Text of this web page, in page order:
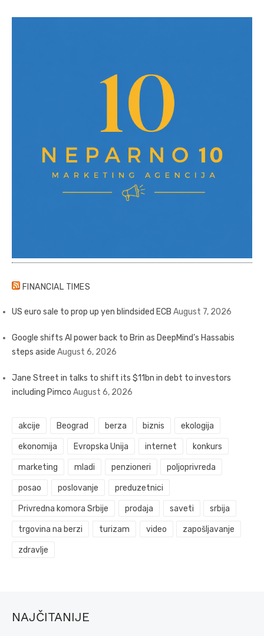
FINANCIAL TIMES
US euro sale to prop up yen blindsided ECB August 7, 2026
Google shifts AI power back to Brin as DeepMind’s Hassabis
steps aside August 6, 2026
Jane Street in talks to shift its $11bn in debt to investors
including Pimco August 6, 2026
akcije Beograd berza biznis ekologija
ekonomija Evropska Unija internet konkurs
marketing mladi penzioneri poljoprivreda
posao poslovanje preduzetnici
Privredna komora Srbije prodaja saveti srbija
trgovina na berzi turizam video zapošljavanje
zdravlje
NAJČITANIJE